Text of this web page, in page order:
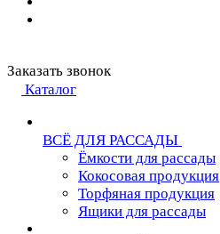
Заказать звонок
Каталог
ВСЁ ДЛЯ РАССАДЫ
Ёмкости для рассады
Кокосовая продукция
Торфяная продукция
Ящики для рассады